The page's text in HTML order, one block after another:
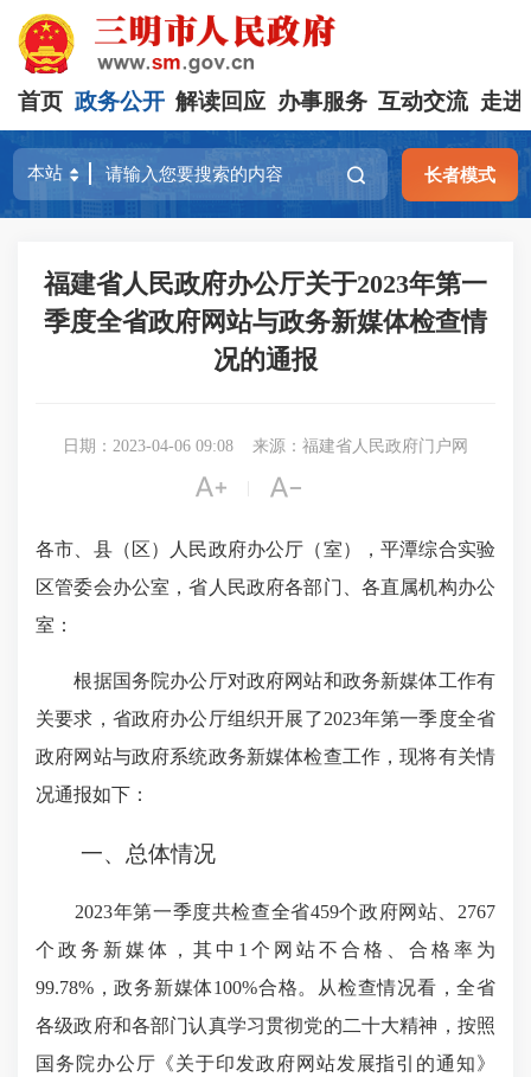
首页 政务公开 解读回应 办事服务 互动交流 走进
长者模式
福建省人民政府办公厅关于2023年第一
季度全省政府网站与政务新媒体检查情
况的通报
日期：2023-04-06 09:08 来源：福建省人民政府门户网
 
各市、县（区）人民政府办公厅（室），平潭综合实验
区管委会办公室，省人民政府各部门、各直属机构办公
室：
根据国务院办公厅对政府网站和政务新媒体工作有
关要求，省政府办公厅组织开展了2023年第一季度全省
政府网站与政府系统政务新媒体检查工作，现将有关情
况通报如下：
一、总体情况
2023年第一季度共检查全省459个政府网站、2767
个政务新媒体，其中1个网站不合格、合格率为
99.78%，政务新媒体100%合格。从检查情况看，全省
各级政府和各部门认真学习贯彻党的二十大精神，按照
国务院办公厅《关于印发政府网站发展指引的通知》